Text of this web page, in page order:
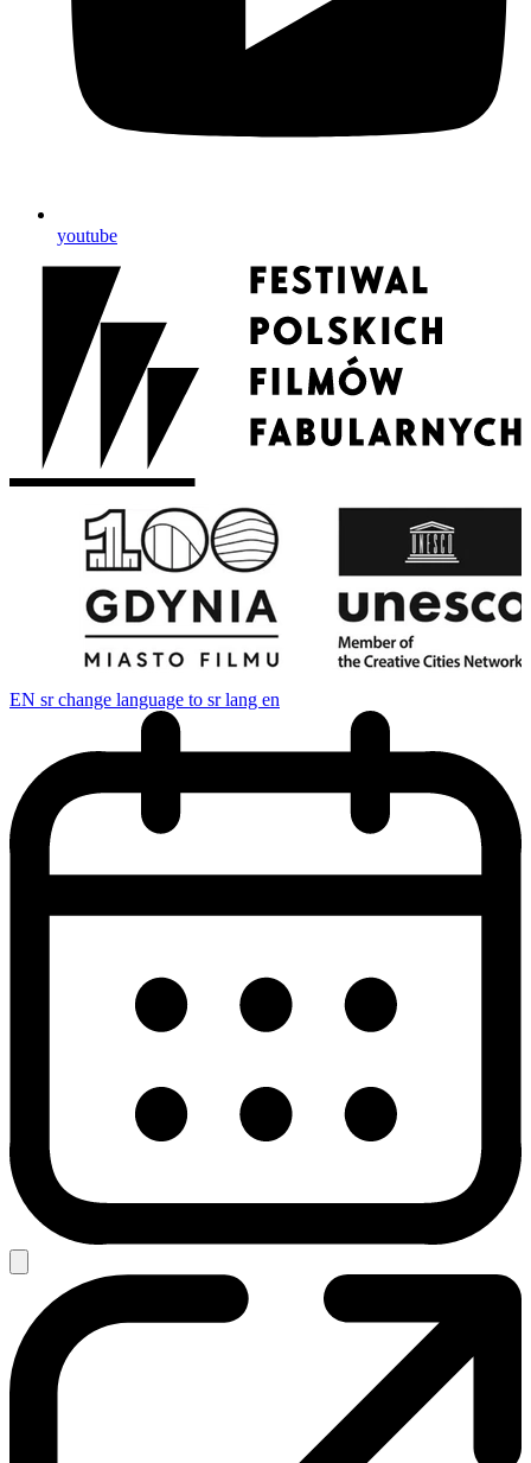
youtube
EN sr change language to sr lang en